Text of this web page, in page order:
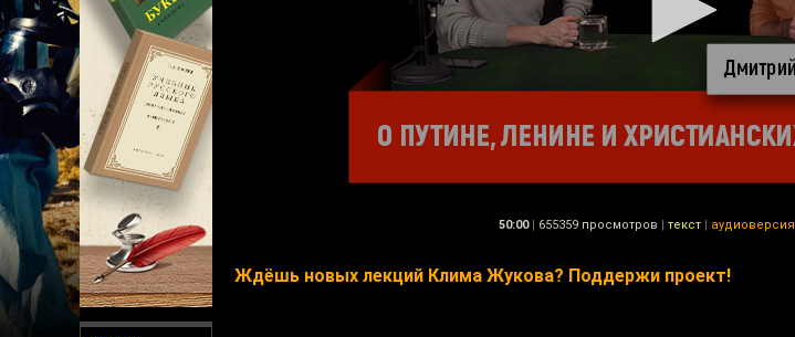
50:00 | 655359 просмотров | текст | аудиоверсия
Ждёшь новых лекций Клима Жукова? Поддержи проект!